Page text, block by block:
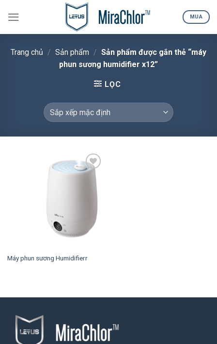
MUA
Trang chủ / Sản phẩm / Sản phẩm được gắn thẻ “máy
phun sương humidifier x12”
LỌC
Add to
Máy phun sương Humidifierr